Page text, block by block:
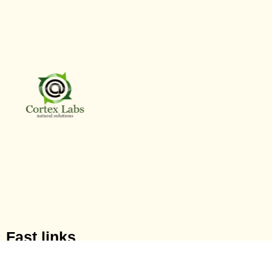
Fast links